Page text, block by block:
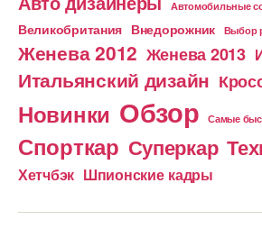
Автомобильные
Великобритания Внедорожник Выбор
Женева 2012 Женева 2013
Итальянский дизайн
Новинки Обзор Самые
Спорткар Суперкар
Хетчбэк Шпионские кадры